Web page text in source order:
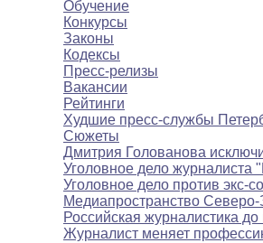
Обучение
Конкурсы
Законы
Кодексы
Пресс-релизы
Вакансии
Рейтинги
Худшие пресс-службы
Сюжеты
Дмитрия Голованова
Уголовное дело журналиста
Уголовное дело против экс-
Медиапространство
Российская журналистика
Журналист меняет